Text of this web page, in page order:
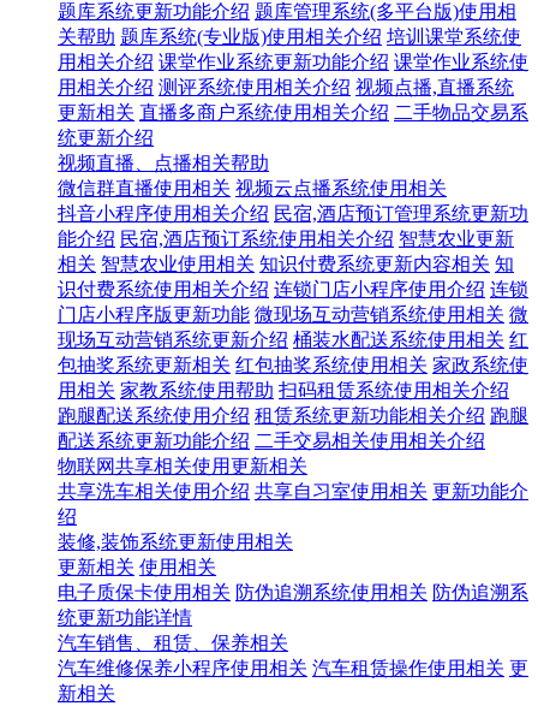
题库系统更新功能介绍 题库管理系统(多平台版)使用相
关帮助 题库系统(专业版)使用相关介绍 培训课堂系统使
用相关介绍 课堂作业系统更新功能介绍 课堂作业系统使
用相关介绍 测评系统使用相关介绍 视频点播,直播系统
更新相关 直播多商户系统使用相关介绍 二手物品交易系
统更新介绍
视频直播、点播相关帮助
微信群直播使用相关 视频云点播系统使用相关
抖音小程序使用相关介绍 民宿,酒店预订管理系统更新功
能介绍 民宿,酒店预订系统使用相关介绍 智慧农业更新
相关 智慧农业使用相关 知识付费系统更新内容相关 知
识付费系统使用相关介绍 连锁门店小程序使用介绍 连锁
门店小程序版更新功能 微现场互动营销系统使用相关 微
现场互动营销系统更新介绍 桶装水配送系统使用相关 红
包抽奖系统更新相关 红包抽奖系统使用相关 家政系统使
用相关 家教系统使用帮助 扫码租赁系统使用相关介绍
跑腿配送系统使用介绍 租赁系统更新功能相关介绍 跑腿
配送系统更新功能介绍 二手交易相关使用相关介绍
物联网共享相关使用更新相关
共享洗车相关使用介绍 共享自习室使用相关 更新功能介
绍
装修,装饰系统更新使用相关
更新相关 使用相关
电子质保卡使用相关 防伪追溯系统使用相关 防伪追溯系
统更新功能详情
汽车销售、租赁、保养相关
汽车维修保养小程序使用相关 汽车租赁操作使用相关 更
新相关